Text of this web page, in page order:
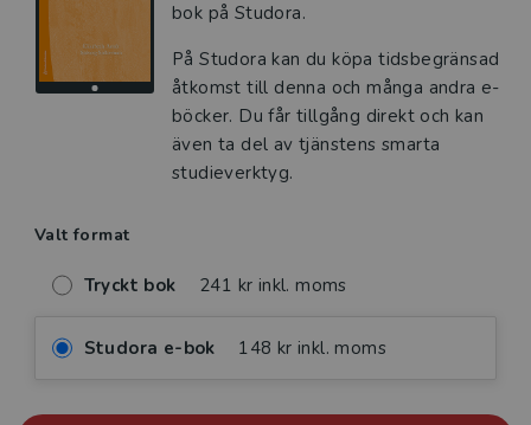
bok på Studora.
På Studora kan du köpa tidsbegränsad
åtkomst till denna och många andra e-
böcker. Du får tillgång direkt och kan
även ta del av tjänstens smarta
studieverktyg.
Valt format
Tryckt bok 241 kr inkl. moms
Studora e-bok 148 kr inkl. moms